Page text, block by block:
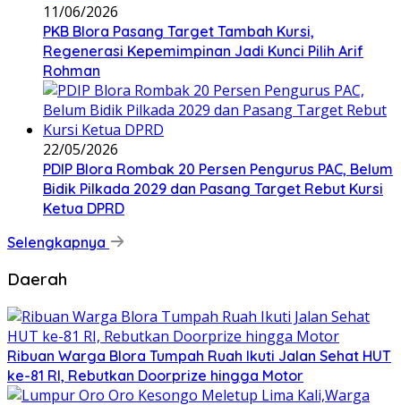
11/06/2026
PKB Blora Pasang Target Tambah Kursi,
Regenerasi Kepemimpinan Jadi Kunci Pilih Arif
Rohman
22/05/2026
PDIP Blora Rombak 20 Persen Pengurus PAC, Belum
Bidik Pilkada 2029 dan Pasang Target Rebut Kursi
Ketua DPRD
Selengkapnya
Daerah
Ribuan Warga Blora Tumpah Ruah Ikuti Jalan Sehat HUT
ke-81 RI, Rebutkan Doorprize hingga Motor